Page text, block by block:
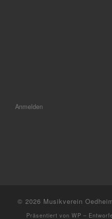
Anmelden
© 2026 Musikverein
Präsentiert von WP –